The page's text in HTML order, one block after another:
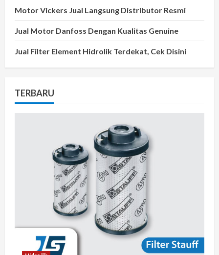
Motor Vickers Jual Langsung Distributor Resmi
Jual Motor Danfoss Dengan Kualitas Genuine
Jual Filter Element Hidrolik Terdekat, Cek Disini
TERBARU